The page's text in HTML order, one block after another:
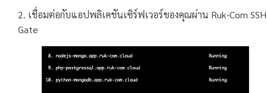
2. เชื่อมต่อกับแอปพลิเคชันเซิร์ฟเวอร์ของคุณผ่าน Ruk-Com SSH
Gate